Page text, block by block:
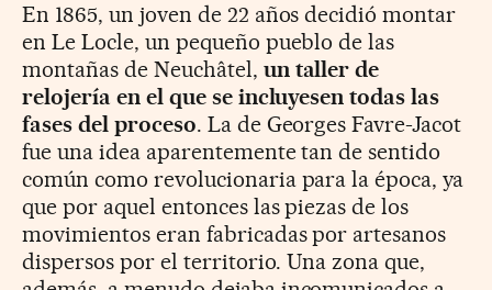
En 1865, un joven de 22 años decidió montar
en Le Locle, un pequeño pueblo de las
montañas de Neuchâtel, un taller de
relojería en el que se incluyesen todas las
fases del proceso. La de Georges Favre-Jacot
fue una idea aparentemente tan de sentido
común como revolucionaria para la época, ya
que por aquel entonces las piezas de los
movimientos eran fabricadas por artesanos
dispersos por el territorio. Una zona que,